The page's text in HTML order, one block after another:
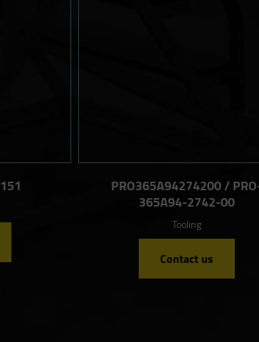
PRO365A94274200 /
365A94-2742-00
Tooling
Contact us